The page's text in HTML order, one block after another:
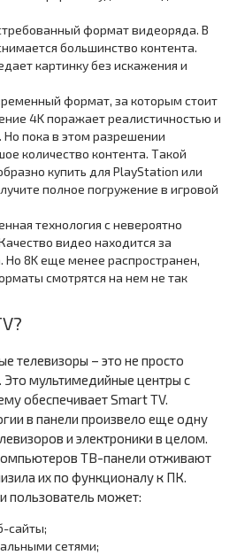
формат видеоряда. В
большинство контента.
картинку без искажения и
формат, за которым стоит
4K поражает реалистичностью и
Но пока в этом разрешении
количество контента. Такой
купить для PlayStation или
полное погружение в игровой
технология с невероятно
видео находится за
8K еще менее распространен,
смотрятся на нем не так
телевизоры – это не просто
Это мультимедийные центры с
обеспечивает Smart TV.
в панели произвело еще одну
и электроники в целом.
ТВ-панели отживают
их по функционалу к ПК.
пользователь может:
сайты;
сетями;